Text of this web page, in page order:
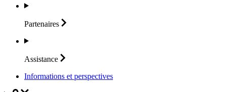
Partenaires
Assistance
Informations et perspectives